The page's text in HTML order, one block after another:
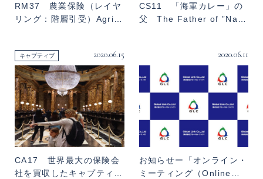
RM37 農業保険（レイヤ
リング：階層引受）Agri…
CS11 「海軍カレー」の
父 The Father of ”Na…
キャプティブ 2020.06.15
CA17 世界最大の保険会
社を買収したキャプティ…
2020.06.11
お知らせー「オンライン・
ミーティング（Online…